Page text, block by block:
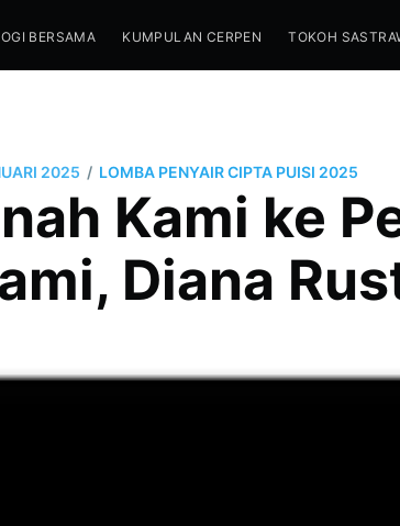
BERSAMA KUMPULAN CERPEN TOKOH
2025 / LOMBA PENYAIR CIPTA PUISI 2025
Kami ke
Diana